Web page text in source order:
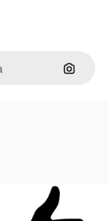
Cerca